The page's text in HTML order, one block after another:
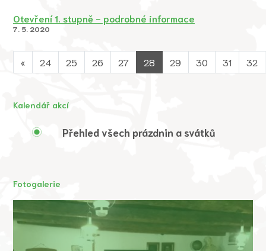
Otevření 1. stupně - podrobné informace
7. 5. 2020
« 24 25 26 27 28 29 30 31 32
Kalendář akcí
Přehled všech prázdnin a svátků
Fotogalerie